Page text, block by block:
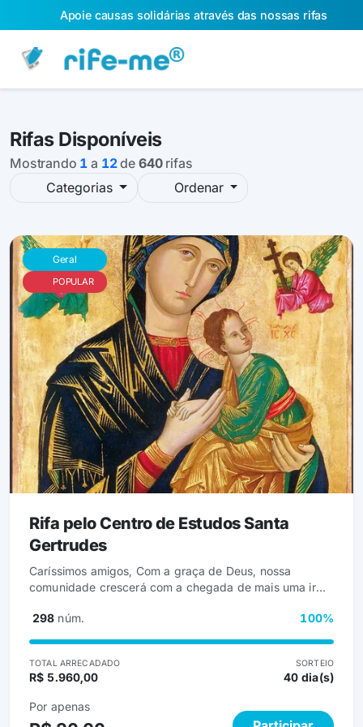
Apoie causas solidárias através das nossas rifas
Rifas Disponíveis
Mostrando 1 a 12de 640rifas
Categorias
Ordenar
Geral
POPULAR
Rifa pelo Centro de Estudos Santa
Gertrudes
Caríssimos amigos, Com a graça de Deus, nossa
comunidade crescerá com a chegada de mais uma irmã
precisamos mudar para uma casa que melhor atenda às
beneficente. &#x1f39f;️ Cada número: R$ 20,00.
Agradecemos, desde já, sua generosa colaboração e
asseguramos nossas orações por suas intenções. Que
Nosso Senhor Jesus Cristo o recompense
298 núm. 100%
TOTAL ARRECADADO
R$ 5.960,00
SORTEIO
40 dia(s)
Por apenas